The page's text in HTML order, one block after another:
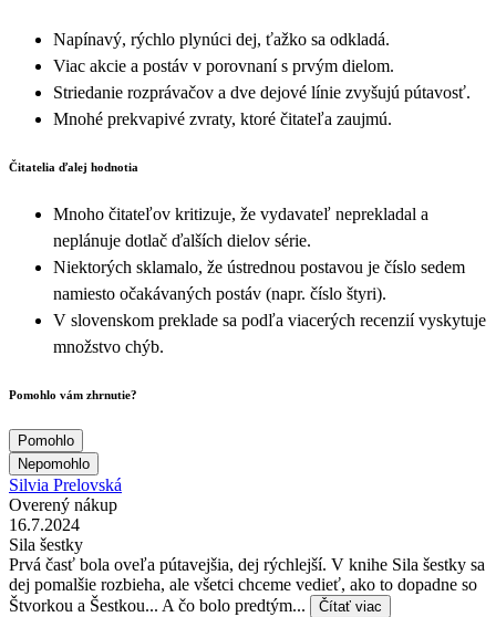
Napínavý, rýchlo plynúci dej, ťažko sa odkladá.
Viac akcie a postáv v porovnaní s prvým dielom.
Striedanie rozprávačov a dve dejové línie zvyšujú pútavosť.
Mnohé prekvapivé zvraty, ktoré čitateľa zaujmú.
Čitatelia ďalej hodnotia
Mnoho čitateľov kritizuje, že vydavateľ neprekladal a
neplánuje dotlač ďalších dielov série.
Niektorých sklamalo, že ústrednou postavou je číslo sedem
namiesto očakávaných postáv (napr. číslo štyri).
V slovenskom preklade sa podľa viacerých recenzií vyskytuje
množstvo chýb.
Pomohlo vám zhrnutie?
Pomohlo
Nepomohlo
Silvia Prelovská
Overený nákup
16.7.2024
Sila šestky
Prvá časť bola oveľa pútavejšia, dej rýchlejší. V knihe Sila šestky sa
dej pomalšie rozbieha, ale všetci chceme vedieť, ako to dopadne so
Štvorkou a Šestkou... A čo bolo predtým...
Čítať viac